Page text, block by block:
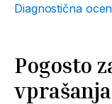
Diagnostična
Pogosto
vprašanja